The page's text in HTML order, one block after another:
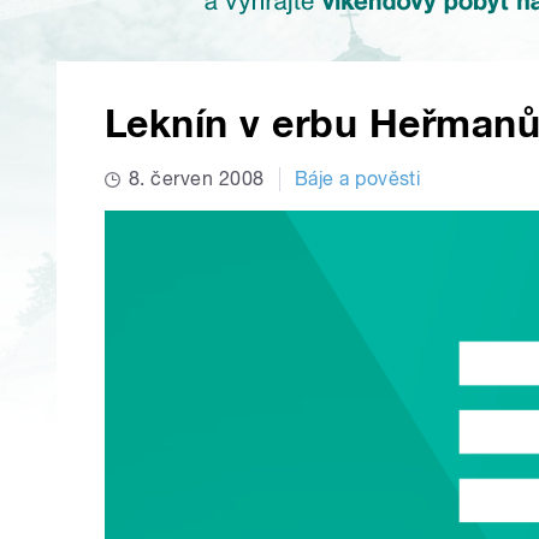
Leknín v erbu
8. červen 2008 Báje a pověsti